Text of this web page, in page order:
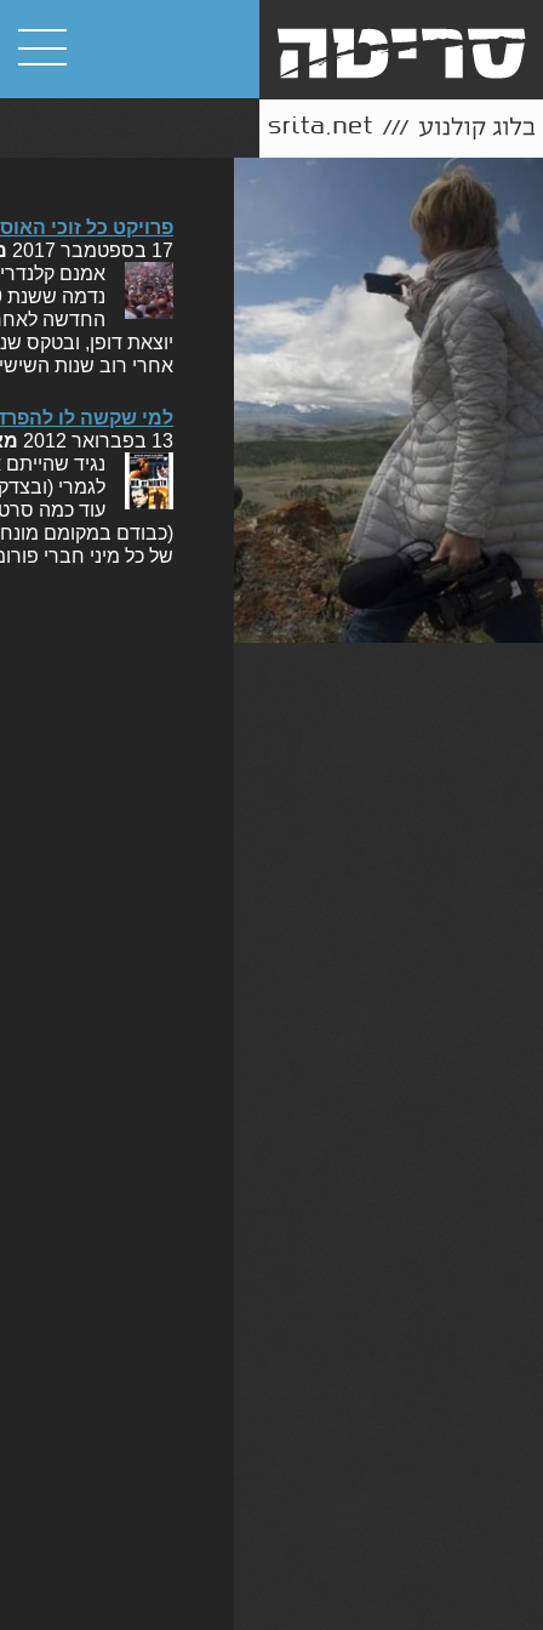
פרויקט כל זוכי האוסקר
17 בספטמבר 2017
אמנם
החדשה לאחר
אחרי רוב שנות
למי שקשה לו
13 בפברואר 2012
נגיד
לגמרי
עוד כמה
(כבודם במקומם
של כל מיני חברי